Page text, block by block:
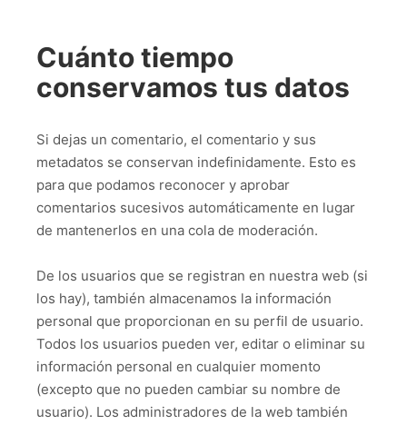
Cuánto tiempo
conservamos tus datos
Si dejas un comentario, el comentario y sus
metadatos se conservan indefinidamente. Esto es
para que podamos reconocer y aprobar
comentarios sucesivos automáticamente en lugar
de mantenerlos en una cola de moderación.
De los usuarios que se registran en nuestra web (si
los hay), también almacenamos la información
personal que proporcionan en su perfil de usuario.
Todos los usuarios pueden ver, editar o eliminar su
información personal en cualquier momento
(excepto que no pueden cambiar su nombre de
usuario). Los administradores de la web también